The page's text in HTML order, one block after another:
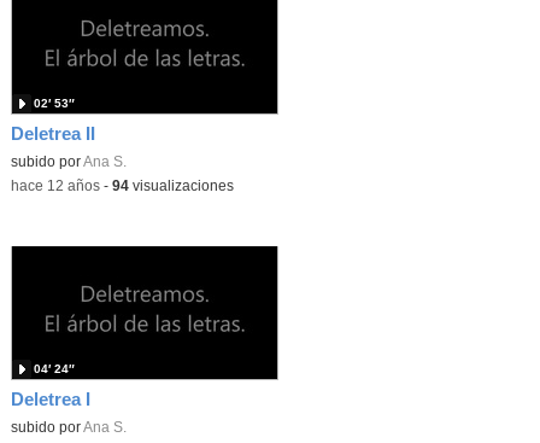
Deletrea II
subido porAna S.
02′ 53″
-hace 12 años- 94visualizaciones
Deletrea I
subido porAna S.
04′ 24″